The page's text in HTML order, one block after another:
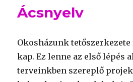
Ácsnyelv
Okosházunk
kap. Ez lenne az első lépés
terveinkben szereplő